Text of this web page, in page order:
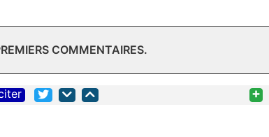
COMMENTAIRES.
+